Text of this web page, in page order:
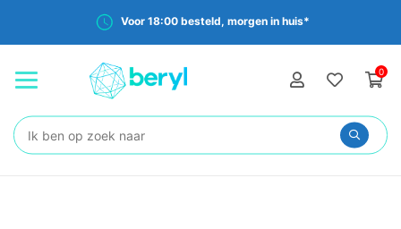
Voor 18:00 besteld, morgen in huis*
0
Zoeken: